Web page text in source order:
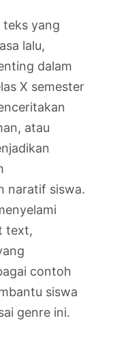
teks yang
lalu,
dalam
X semester
atau
naratif siswa.
text,
contoh
siswa
genre ini.